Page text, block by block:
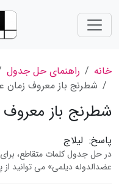
خانه راهنمای حل جدول
شطرنج باز معروف زمان
شطرنج باز معروف
پاسخ: لیلاج
در حل جدول کلمات متقاطع،
عضدالدوله دیلمی» می توانید از